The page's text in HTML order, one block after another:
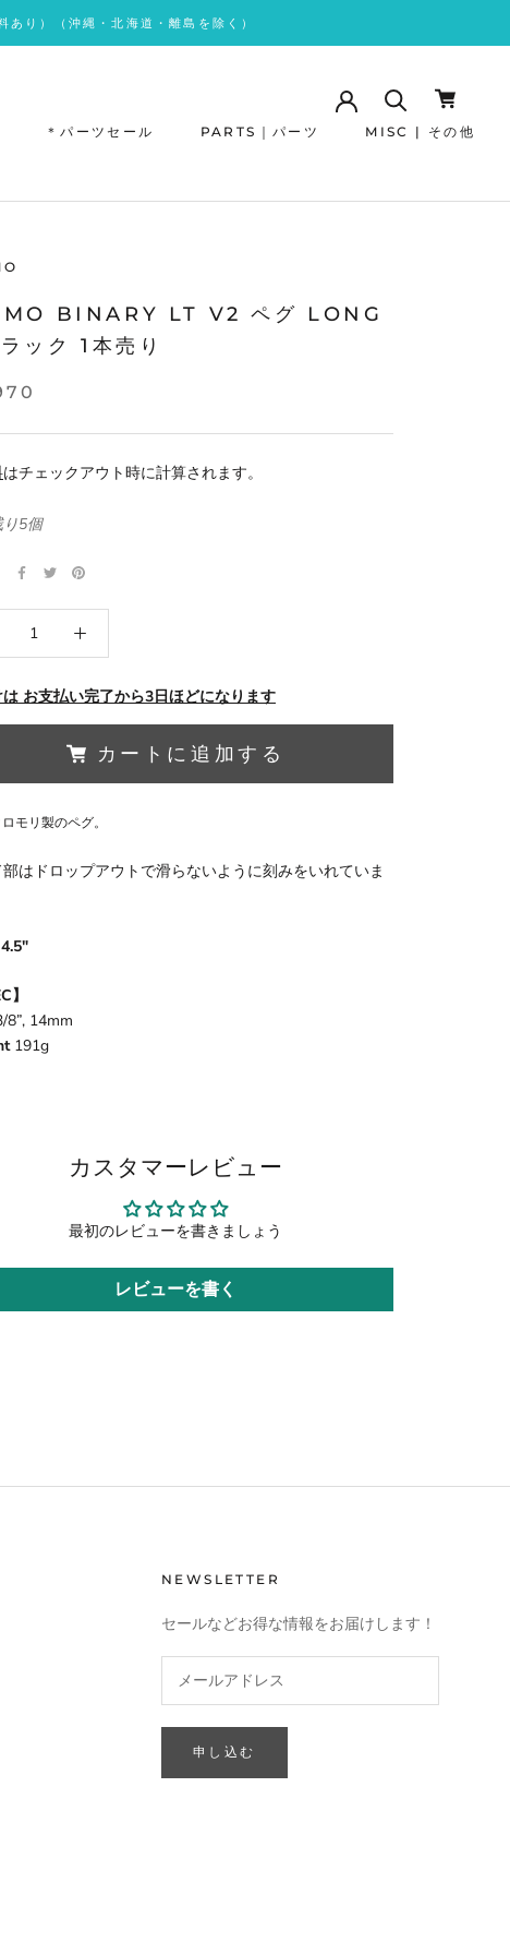
り）（沖縄・北海道・離島を除く）
＊パーツセール PARTS｜パーツ MISC | その他
BINARY LT V2 ペグ LONG
ック 1本売り
はチェックアウト時に計算されます。
5個
は お支払い完了から3日ほどになります
カートに追加する
モリ製のペグ。
はドロップアウトで滑らないように刻みをいれていま
】
8”, 14mm
191g
カスタマーレビュー
最初のレビューを書きましょう
レビューを書く
NEWSLETTER
セールなどお得な情報をお届けします！
申し込む